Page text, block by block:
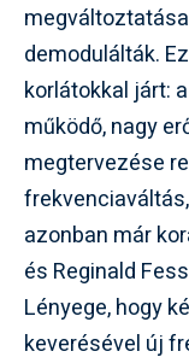
demodulálták.
korlátokkal járt:
működő, nagy
megtervezése
azonban már
és Reginald
Lényege, hogy
keverésével új